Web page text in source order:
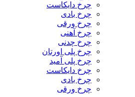
چرخ دایکاست
چرخ بادی
چرخ ورقی
چرخ آهنی
چرخ چدنی
چرخ پلی اورتان
چرخ پلی آمید
چرخ دایکاست
چرخ بادی
چرخ ورقی